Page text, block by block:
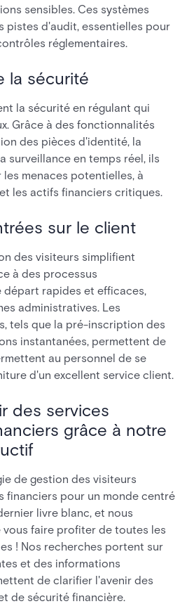
sensibles. Ces systèmes
pistes d'audit, essentielles pour
réglementaires.
la sécurité
la sécurité en régulant qui
Grâce à des fonctionnalités
des pièces d'identité, la
surveillance en temps réel, ils
menaces potentielles, à
les actifs financiers critiques.
sur le client
des visiteurs simplifient
à des processus
rapides et efficaces,
administratives. Les
tels que la pré-inscription des
instantanées, permettent de
au personnel de se
d'un excellent service client.
des services
grâce à notre
de gestion des visiteurs
financiers pour un monde centré
livre blanc, et nous
vous faire profiter de toutes les
! Nos recherches portent sur
et des informations
de clarifier l'avenir des
de sécurité financière.